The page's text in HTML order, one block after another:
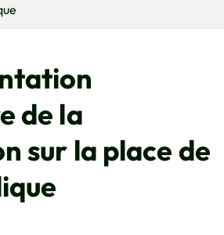
de la
sur la place de